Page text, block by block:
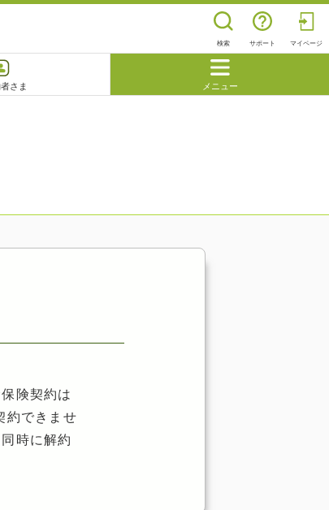
検索 サポート マイページ
さま メニュー
険契約は
約できませ
時に解約